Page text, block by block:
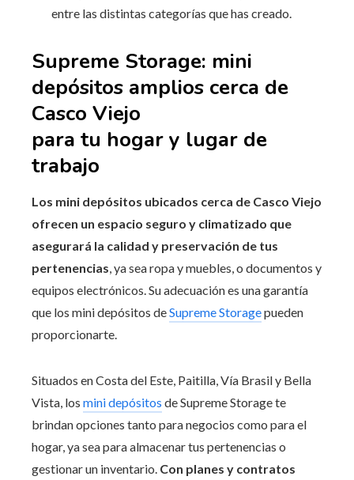
entre las distintas categorías que has creado.
Supreme Storage: mini
depósitos amplios cerca de
Casco Viejo
para tu hogar y lugar de
trabajo
Los mini depósitos ubicados cerca de Casco Viejo
ofrecen un espacio seguro y climatizado que
asegurará la calidad y preservación de tus
pertenencias, ya sea ropa y muebles, o documentos y
equipos electrónicos. Su adecuación es una garantía
que los mini depósitos deSupreme Storagepueden
proporcionarte.
Situados en Costa del Este, Paitilla, Vía Brasil y Bella
Vista, los mini depósitos de Supreme Storage te
brindan opciones tanto para negocios como para el
hogar, ya sea para almacenar tus pertenencias o
gestionar un inventario. Con planes y contratos